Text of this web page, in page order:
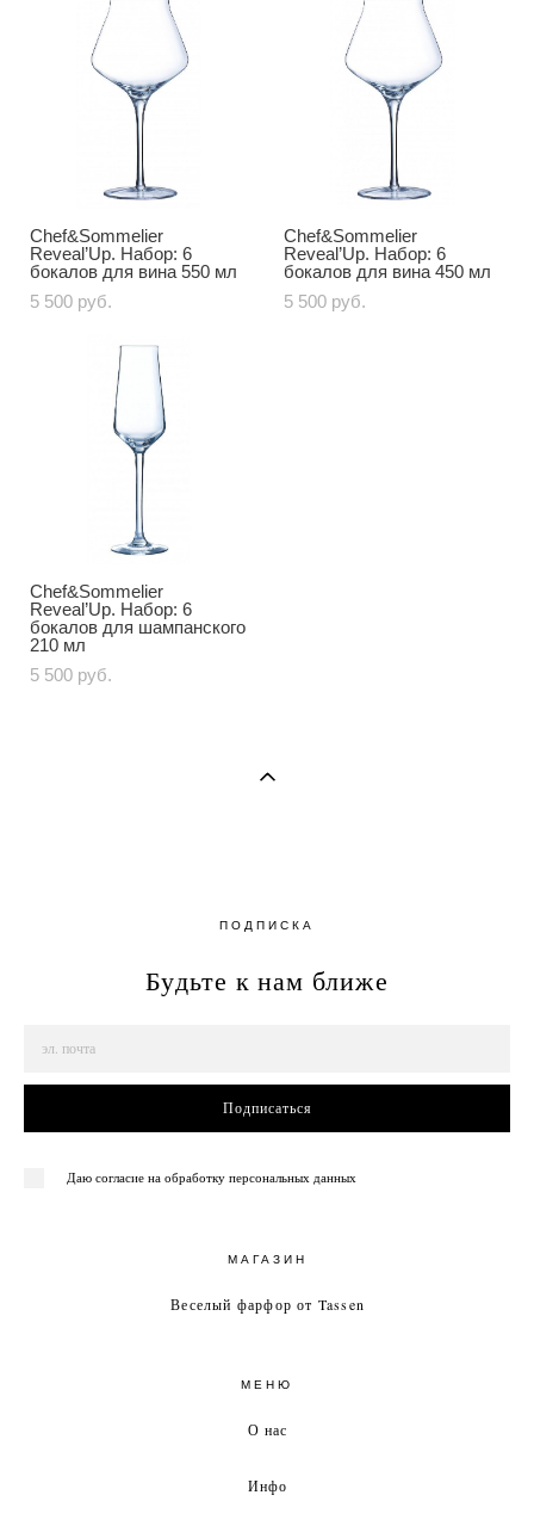
Chef&Sommelier
Reveal’Up. Набор: 6
бокалов для вина 550 мл
5 500 pуб.
Chef&Sommelier
Reveal’Up. Набор: 6
бокалов для вина 450 мл
5 500 pуб.
Chef&Sommelier
Reveal’Up. Набор: 6
бокалов для шампанского
210 мл
5 500 pуб.
ПОДПИСКА
Будьте к нам ближе
Подписаться
Даю согласие на обработку персональных данных
МАГАЗИН
Веселый фарфор от Tassen
МЕНЮ
О нас
Инфо